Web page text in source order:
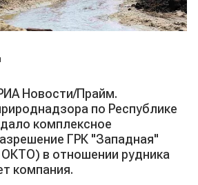
Новости/Прайм.
по Республике
комплексное
ГРК "Западная"
ОКТО) в отношении рудника
компания.